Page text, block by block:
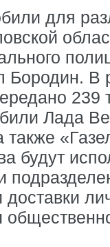
для
Бородин. В
239
Лада
также
будут
доставки